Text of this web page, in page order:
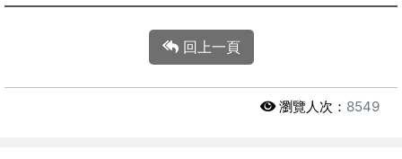
回上一頁
瀏覽人次： 8549